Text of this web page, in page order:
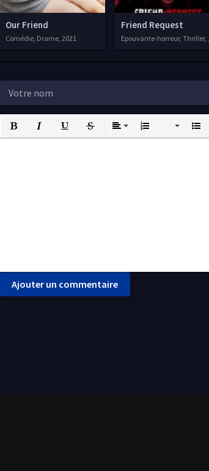
Our Friend
Comédie, Drame, 2021
Friend Request
Epouvante-horreur, Thriller,
Bold Italic UnderlineStrikethrough
AlignOrdered List
Ajouter un commentaire